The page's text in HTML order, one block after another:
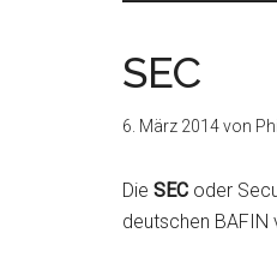
SEC
6. März 2014von
Die SEC oder
deutschen BAFIN